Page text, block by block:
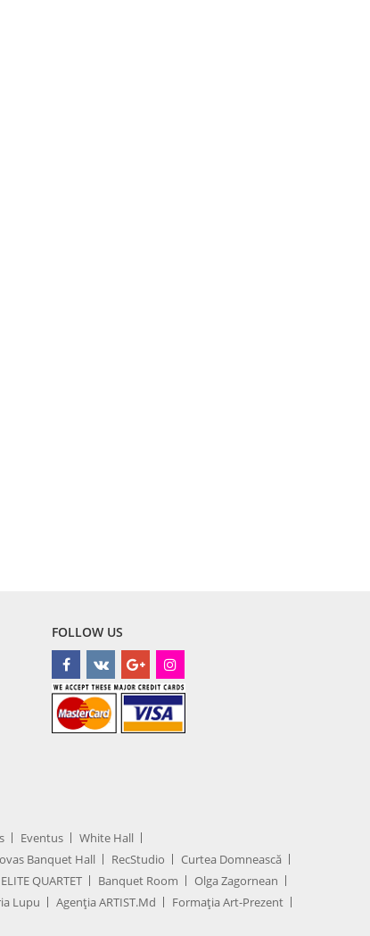
FOLLOW US
Eventus
White Hall
Banquet Hall RecStudio
Curtea Domnească
ELITE QUARTET Banquet Room
Olga Zagornean
Lupu Agenţia ARTIST.md
Formația Art-Prezent